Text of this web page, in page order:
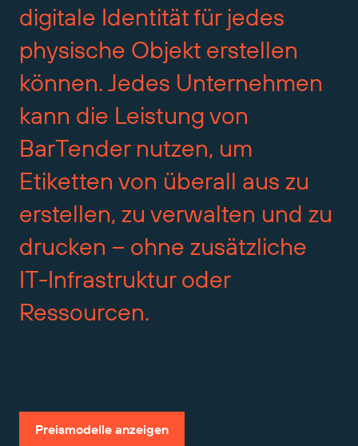
digitale Identitätfür jedes
physische Objekt erstellen
können.Jedes Unternehmen
kann die Leistungvon
BarTender nutzen, um
Etiketten von überall aus zu
erstellen, zu verwalten und zu
drucken – ohne zusätzliche
IT-Infrastruktur oder
Ressourcen.
Preismodelle anzeigen